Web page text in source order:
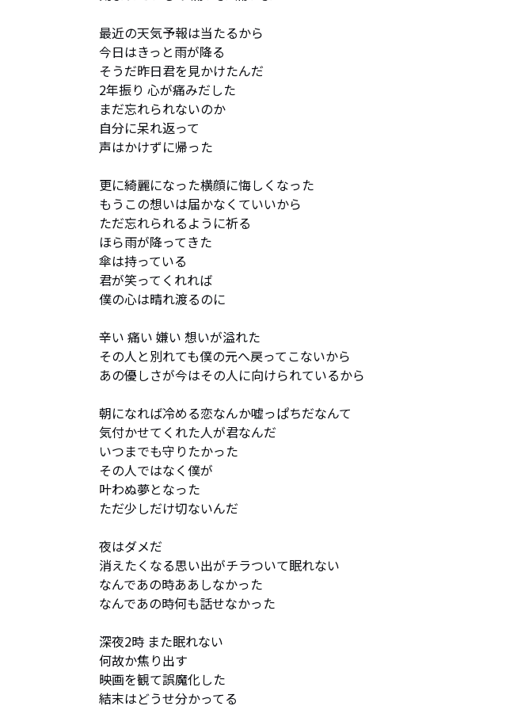
最近の天気予報は当たるから
今日はきっと雨が降る
そうだ昨日君を見かけたんだ
2年振り 心が痛みだした
まだ忘れられないのか
自分に呆れ返って
声はかけずに帰った
更に綺麗になった横顔に悔しくなった
もうこの想いは届かなくていいから
ただ忘れられるように祈る
ほら雨が降ってきた
傘は持っている
君が笑ってくれれば
僕の心は晴れ渡るのに
辛い 痛い 嫌い 想いが溢れた
その人と別れても僕の元へ戻ってこないから
あの優しさが今はその人に向けられているから
朝になれば冷める恋なんか嘘っぱちだなんて
気付かせてくれた人が君なんだ
いつまでも守りたかった
その人ではなく僕が
叶わぬ夢となった
ただ少しだけ切ないんだ
夜はダメだ
消えたくなる思い出がチラついて眠れない
なんであの時ああしなかった
なんであの時何も話せなかった
深夜2時 また眠れない
何故か焦り出す
映画を観て誤魔化した
結末はどうせ分かってる